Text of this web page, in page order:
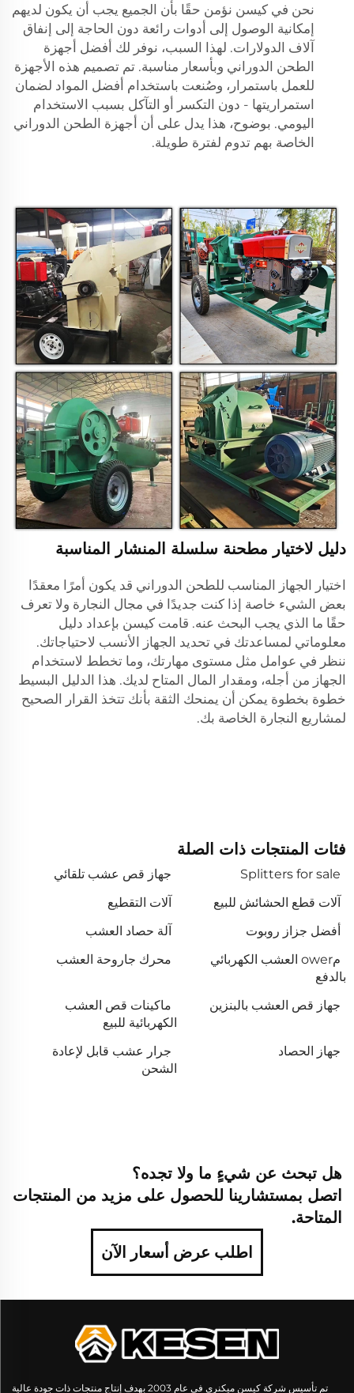
نحن في كيسن نؤمن حقًا بأن الجميع يجب أن يكون لديهم
إمكانية الوصول إلى أدوات رائعة دون الحاجة إلى إنفاق
آلاف الدولارات. لهذا السبب، نوفر لك أفضل أجهزة
الطحن الدوراني وبأسعار مناسبة. تم تصميم هذه الأجهزة
للعمل باستمرار، وصُنعت باستخدام أفضل المواد لضمان
استمراريتها - دون التكسر أو التآكل بسبب الاستخدام
اليومي. بوضوح، هذا يدل على أن أجهزة الطحن الدوراني
الخاصة بهم تدوم لفترة طويلة.
دليل لاختيار مطحنة سلسلة المنشار المناسبة
اختيار الجهاز المناسب للطحن الدوراني قد يكون أمرًا معقدًا
بعض الشيء خاصة إذا كنت جديدًا في مجال النجارة ولا تعرف
حقًا ما الذي يجب البحث عنه. قامت كيسن بإعداد دليل
معلوماتي لمساعدتك في تحديد الجهاز الأنسب لاحتياجاتك.
ننظر في عوامل مثل مستوى مهارتك، وما تخطط لاستخدام
الجهاز من أجله، ومقدار المال المتاح لديك. هذا الدليل البسيط
خطوة بخطوة يمكن أن يمنحك الثقة بأنك تتخذ القرار الصحيح
لمشاريع النجارة الخاصة بك.
فئات المنتجات ذات الصلة
Splitters for sale
جهاز قص عشب تلقائي
آلات قطع الحشائش للبيع
آلات التقطيع
أفضل جزاز روبوت
آلة حصاد العشب
مower العشب الكهربائي
بالدفع
محرك جاروحة العشب
جهاز قص العشب بالبنزين
ماكينات قص العشب
الكهربائية للبيع
جهاز الحصاد
جرار عشب قابل لإعادة
الشحن
هل تبحث عن شيءٍ ما ولا تجده؟
اتصل بمستشارينا للحصول على مزيد من المنتجات
المتاحة.
اطلب عرض أسعار الآن
تم تأسيس شركة كيسن ميكنري في عام 2003 بهدف إنتاج منتجات ذات جودة عالية